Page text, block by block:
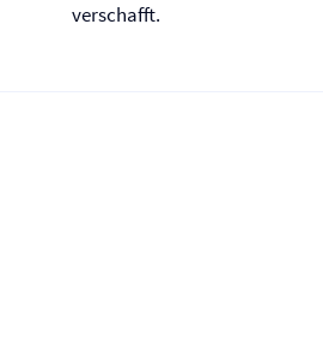
verschafft.